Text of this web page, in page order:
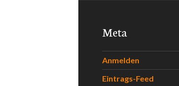
Meta
Anmelden
Eintrags-Feed